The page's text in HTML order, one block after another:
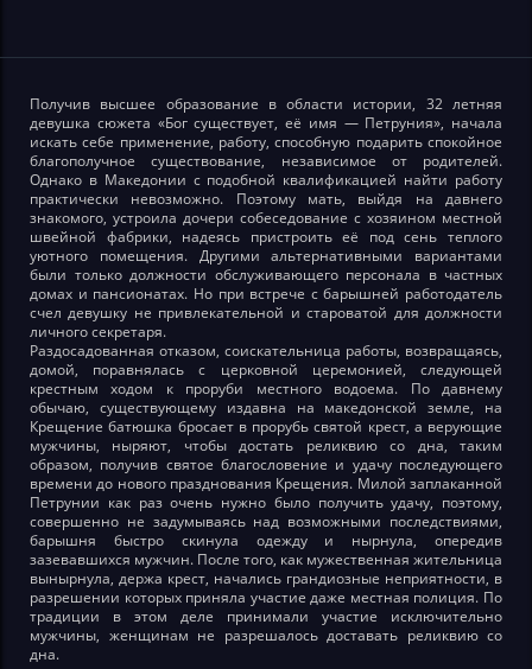
Получив высшее образование в области истории, 32 летняя
девушка сюжета «Бог существует, её имя — Петруния», начала
искать себе применение, работу, способную подарить спокойное
благополучное существование, независимое от родителей.
Однако в Македонии с подобной квалификацией найти работу
практически невозможно. Поэтому мать, выйдя на давнего
знакомого, устроила дочери собеседование с хозяином местной
швейной фабрики, надеясь пристроить её под сень теплого
уютного помещения. Другими альтернативными вариантами
были только должности обслуживающего персонала в частных
домах и пансионатах. Но при встрече с барышней работодатель
счел девушку не привлекательной и староватой для должности
личного секретаря.
Раздосадованная отказом, соискательница работы, возвращаясь,
домой, поравнялась с церковной церемонией, следующей
крестным ходом к проруби местного водоема. По давнему
обычаю, существующему издавна на македонской земле, на
Крещение батюшка бросает в прорубь святой крест, а верующие
мужчины, ныряют, чтобы достать реликвию со дна, таким
образом, получив святое благословение и удачу последующего
времени до нового празднования Крещения. Милой заплаканной
Петрунии как раз очень нужно было получить удачу, поэтому,
совершенно не задумываясь над возможными последствиями,
барышня быстро скинула одежду и нырнула, опередив
зазевавшихся мужчин. После того, как мужественная жительница
вынырнула, держа крест, начались грандиозные неприятности, в
разрешении которых приняла участие даже местная полиция. По
традиции в этом деле принимали участие исключительно
мужчины, женщинам не разрешалось доставать реликвию со
дна.